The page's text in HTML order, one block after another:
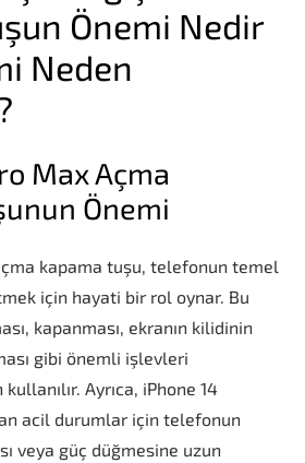
Önemi Nedir
Neden
Max Açma
Önemi
kapama tuşu, telefonun temel
için hayati bir rol oynar. Bu
kapanması, ekranın kilidinin
gibi önemli işlevleri
Ayrıca, iPhone 14
acil durumlar için telefonun
veya güç düğmesine uzun